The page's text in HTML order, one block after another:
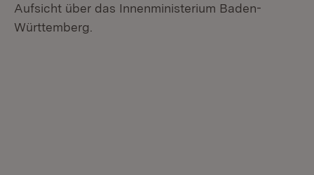
Aufsicht über das Innenministerium Baden-
Württemberg.